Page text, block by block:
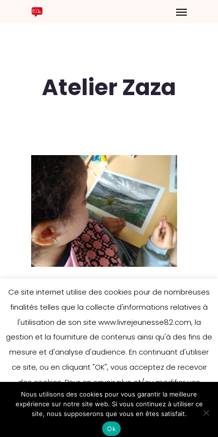
Atelier Zaza
Ce site internet utilise des cookies pour de nombreuses
finalités telles que la collecte d'informations relatives à
l'utilisation de son site www.livrejeunesse82.com, la
gestion et la fourniture de contenus ainsi qu'à des fins de
mesure et d'analyse d'audience. En continuant d'utiliser
ce site, ou en cliquant "OK", vous acceptez de recevoir
des cookies. Pour en savoir plus et/ou modifier vos
préférences en matière de cookies, merci de vous référer
à notre politique sur les cookies.
Accepter
En savoir plus
Nous utilisons des cookies pour vous garantir la meilleure
expérience sur notre site web. Si vous continuez à utiliser ce
site, nous supposerons que vous en êtes satisfait.
Ok